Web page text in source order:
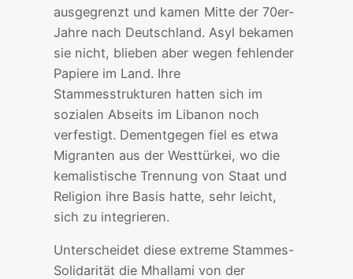
ausgegrenzt und kamen Mitte der 70er-
Jahre nach Deutschland. Asyl bekamen
sie nicht, blieben aber wegen fehlender
Papiere im Land. Ihre
Stammesstrukturen hatten sich im
sozialen Abseits im Libanon noch
verfestigt. Dementgegen fiel es etwa
Migranten aus der Westtürkei, wo die
kemalistische Trennung von Staat und
Religion ihre Basis hatte, sehr leicht,
sich zu integrieren.
Unterscheidet diese extreme Stammes-
Solidarität die Mhallami von der